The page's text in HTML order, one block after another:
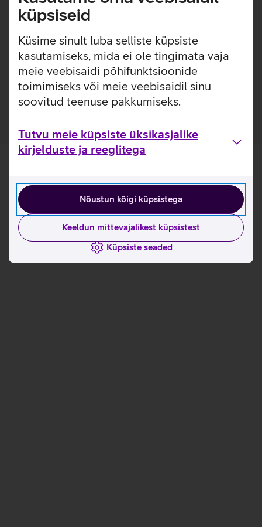
küpsiseid
Küsime sinult luba selliste küpsiste
kasutamiseks, mida ei ole tingimata vaja
meie veebisaidi põhifunktsioonide
toimimiseks või meie veebisaidil sinu
soovitud teenuse pakkumiseks.
Tutvu meie küpsiste üksikasjalike
kirjelduste ja reeglitega
Nõustun kõigi küpsistega
Keeldun mittevajalikest küpsistest
Küpsiste seaded
draiverivaba paigalduse kõigis peamistes
operatsioonisüsteemides.
Kasulikud lingid
Tutvu kaardilugeja OMNIKEY 3021 omaduste ja
kasutusviisidega tootja kodulehel